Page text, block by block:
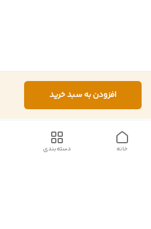
افزودن به سبد خرید
دسته‌بندی خانه